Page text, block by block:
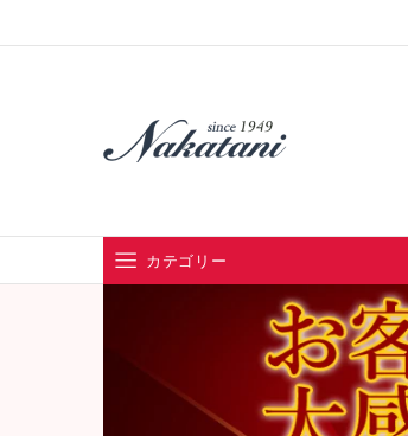
カテゴリー
カテゴリーから探す